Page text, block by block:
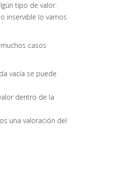
tipo de valor:
inservible lo vamos
casos
vacía se puede
dentro de la
una valoración del